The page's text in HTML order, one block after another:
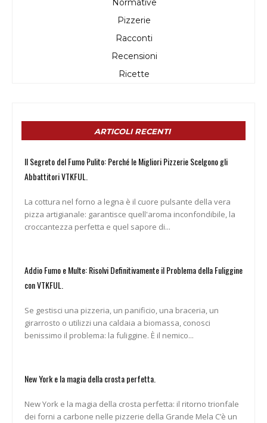
Normative
Pizzerie
Racconti
Recensioni
Ricette
ARTICOLI RECENTI
Il Segreto del Fumo Pulito: Perché le Migliori Pizzerie Scelgono gli
Abbattitori VTKFUL.
La cottura nel forno a legna è il cuore pulsante della vera
pizza artigianale: garantisce quell'aroma inconfondibile, la
croccantezza perfetta e quel sapore di...
Addio Fumo e Multe: Risolvi Definitivamente il Problema della Fuliggine
con VTKFUL.
Se gestisci una pizzeria, un panificio, una braceria, un
girarrosto o utilizzi una caldaia a biomassa, conosci
benissimo il problema: la fuliggine. È il nemico...
New York e la magia della crosta perfetta.
New York e la magia della crosta perfetta: il ritorno trionfale
dei forni a carbone nelle pizzerie della Grande Mela C’è un